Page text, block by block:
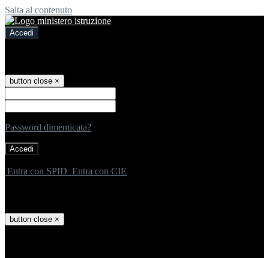
Salta al contenuto
Accedi
button close ×
Password dimenticata?
Entra con SPID Entra con CIE
button close ×